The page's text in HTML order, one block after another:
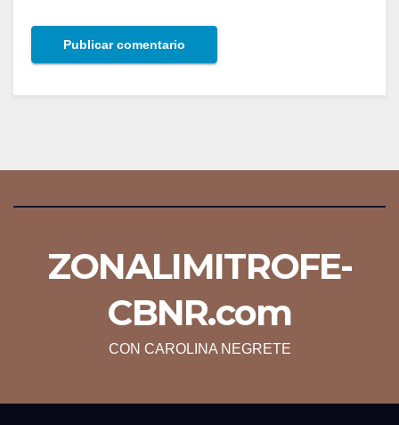
ZONALIMITROFE-
CBNR.com
CON CAROLINA NEGRETE